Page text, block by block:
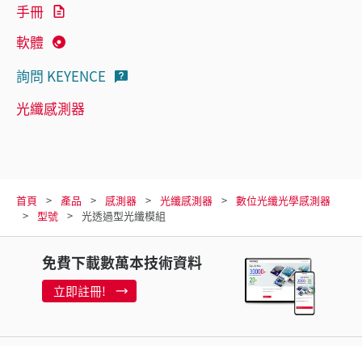
手冊
軟體
詢問 KEYENCE
光纖感測器
首頁 產品 感測器 光纖感測器
數位光纖光學感測器
型號
光透過型光纖模組
免費下載數萬本技術資料
立即註冊!